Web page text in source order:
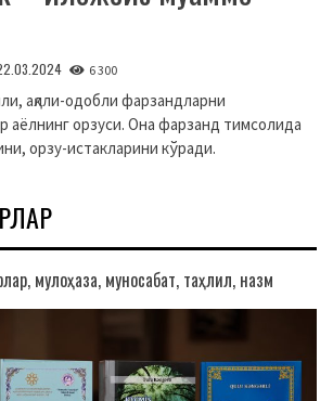
6 300
ақлли-одобли фарзандларни
аёлнинг орзуси. Она фарзанд тимсолида
орзу-истакларини кўради.
мулоҳаза, муносабат, таҳлил, назм